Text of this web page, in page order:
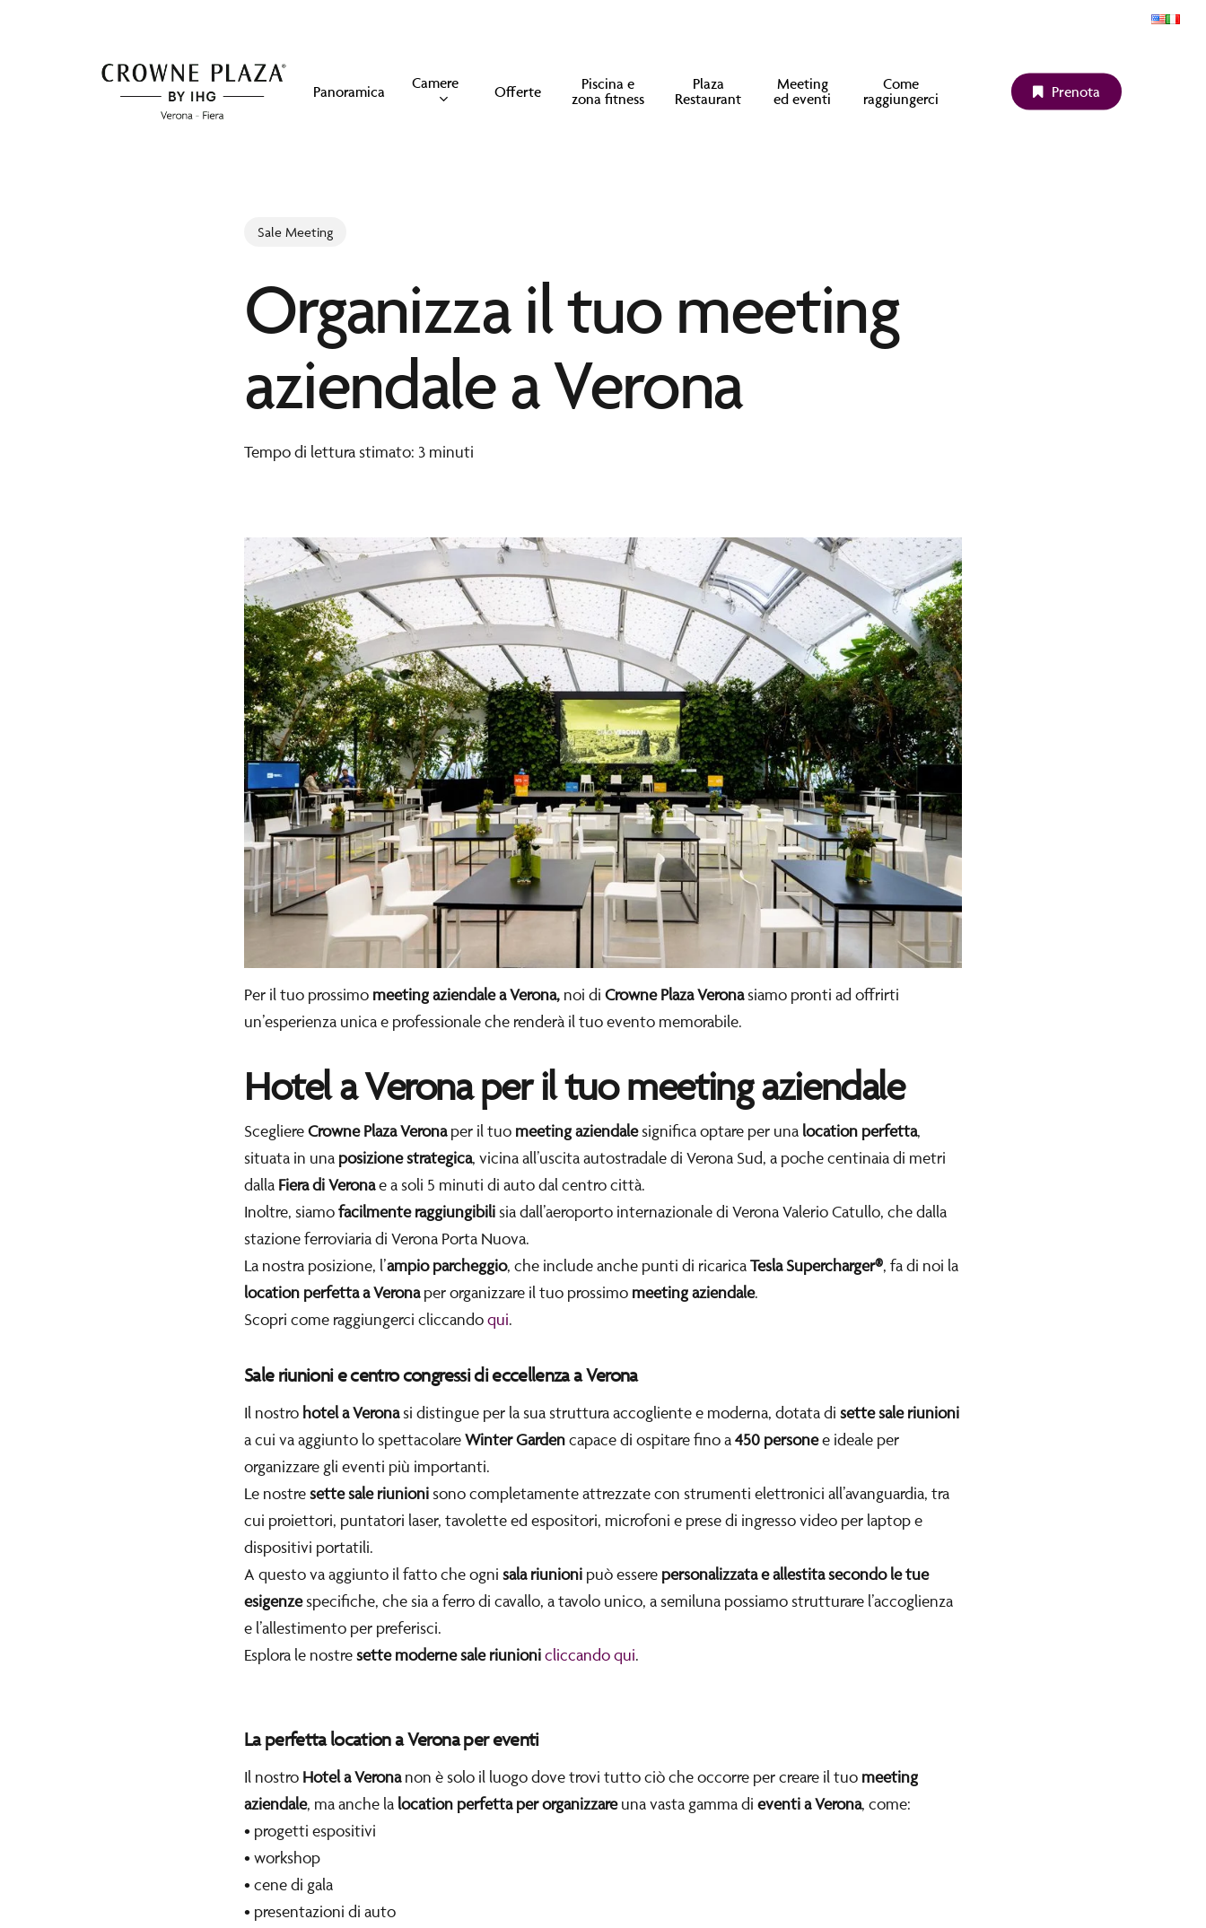
Panoramica Camere Offerte
Piscina e
zona fitness
Plaza
Restaurant
Meeting
ed eventi
Come
raggiungerci
Prenota
Sale Meeting
Organizza il tuo meeting
aziendale a Verona
Tempo di lettura stimato: 3 minuti
Per il tuo prossimo meeting aziendale a Verona, noi di Crowne Plaza Veronasiamo pronti ad offrirti
un’esperienza unica e professionale che renderà il tuo evento memorabile.
Hotel a Verona per il tuo meeting aziendale
ScegliereCrowne Plaza Veronaper il tuo meeting aziendalesignifica optare per una location perfetta,
situata in una posizione strategica, vicina all’uscita autostradale di Verona Sud, a poche centinaia di metri
dalla Fiera di Veronae a soli 5 minuti di auto dal centro città.
Inoltre, siamofacilmente raggiungibilisia dall’aeroporto internazionale di Verona Valerio Catullo, che dalla
stazione ferroviaria di Verona Porta Nuova.
La nostra posizione, l’ampio parcheggio, che include anche punti di ricaricaTesla Supercharger®, fa di noi la
location perfetta a Veronaper organizzare il tuo prossimo meeting aziendale.
Scopri come raggiungerci cliccandoqui.
Sale riunioni e centro congressi di eccellenza a Verona
Il nostro hotel a Veronasi distingue per la sua struttura accogliente e moderna, dotata di sette sale riunioni
a cui va aggiunto lo spettacolareWinter Gardencapace di ospitare fino a450 personee ideale per
organizzare gli eventi più importanti.
Le nostresette sale riunionisono completamente attrezzate con strumenti elettronici all’avanguardia, tra
cui proiettori, puntatori laser, tavolette ed espositori, microfoni e prese di ingresso video per laptop e
dispositivi portatili.
A questo va aggiunto il fatto che ogni sala riunioni può essere personalizzata e allestita secondo le tue
esigenzespecifiche, che sia a ferro di cavallo, a tavolo unico, a semiluna possiamo strutturare l’accoglienza
e l’allestimento per preferisci.
Esplora le nostresette moderne sale riunionicliccando qui.
La perfetta location a Verona per eventi
Il nostro Hotel a Veronanon è solo il luogo dove trovi tutto ciò che occorre per creare il tuo meeting
aziendale, ma anche la location perfetta per organizzareuna vasta gamma di eventi a Verona, come:
• progetti espositivi
• workshop
• cene di gala
• presentazioni di auto